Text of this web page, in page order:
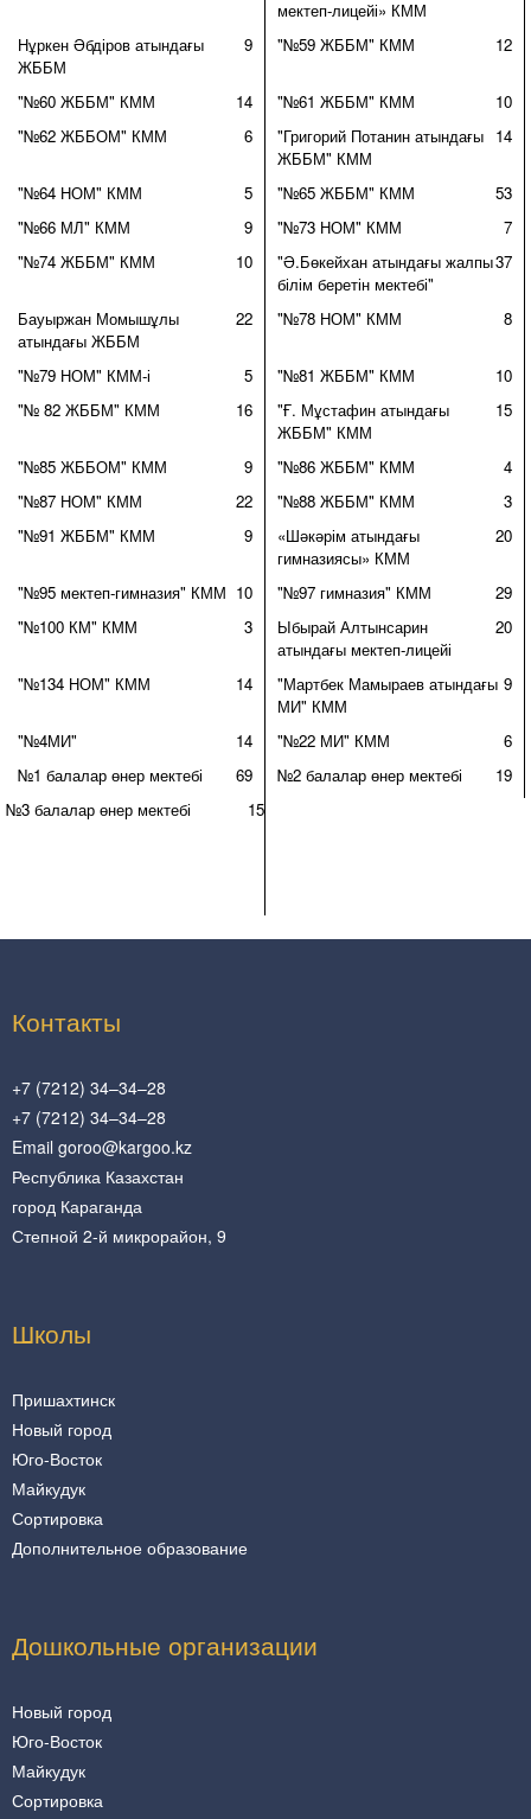
мектеп-лицейі» КММ
Нұркен Әбдіров атындағы
ЖББМ
9 "№59 ЖББМ" КММ 12
"№60 ЖББМ" КММ 14 "№61 ЖББМ" КММ
10
"№62 ЖББОМ" КММ
6
"Григорий Потанин атындағы
ЖББМ" КММ
14
"№64 НОМ" КММ 5 "№65 ЖББМ" КММ
53
"№66 МЛ" КММ
9 "№73 НОМ" КММ
7
"№74 ЖББМ" КММ
10
"Ә.Бөкейхан атындағы жалпы
білім беретін мектебі"
37
Бауыржан Момышұлы
атындағы ЖББМ
22 "№78 НОМ" КММ 8
"№79 НОМ" КММ-і 5 "№81 ЖББМ" КММ
10
"№ 82 ЖББМ" КММ
16
"Ғ. Мұстафин атындағы
ЖББМ" КММ
15
"№85 ЖББОМ" КММ 9 "№86 ЖББМ" КММ
4
"№87 НОМ" КММ
22 "№88 ЖББМ" КММ
3
"№91 ЖББМ" КММ
9
«Шәкәрім атындағы
гимназиясы» КММ
20
"№95 мектеп-гимназия" КММ 10 "№97 гимназия" КММ
29
"№100 КМ" КММ
3
Ыбырай Алтынсарин
атындағы мектеп-лицейі
20
"№134 НОМ" КММ 14
"Мартбек Мамыраев атындағы
МИ" КММ
9
"№4МИ" 14 "№22 МИ" КММ
6
№1 балалар өнер мектебі
69 №2 балалар өнер мектебі
19
№3 балалар өнер мектебі
15
Контакты
+7 (7212) 34–34–28
+7 (7212) 34–34–28
Email goroo@kargoo.kz
Республика Казахстан
город Караганда
Степной 2-й микрорайон, 9
Школы
Пришахтинск
Новый город
Юго-Восток
Майкудук
Сортировка
Дополнительное образование
Дошкольные организации
Новый город
Юго-Восток
Майкудук
Сортировка